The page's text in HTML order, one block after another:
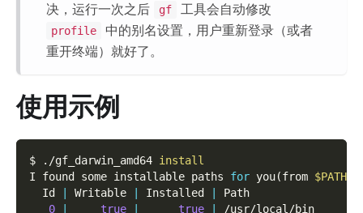
决，运行一次之后
gf 工具会自动修改
profile
中的别名设置，用户重新登录（或者
重开终端）就好了。
使用示例
$ ./gf_darwin_amd64 install
I found some installable paths for you(from $PATH
  Id
Writable Installed
Path
0
true true /usr/local/bin